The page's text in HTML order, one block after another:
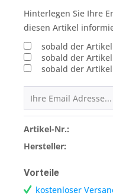
Hinterlegen Sie Ihre
diesen Artikel
sobald der
sobald der Artikel
sobald der Artikel
Artikel-Nr.:
Hersteller:
Vorteile
kostenloser